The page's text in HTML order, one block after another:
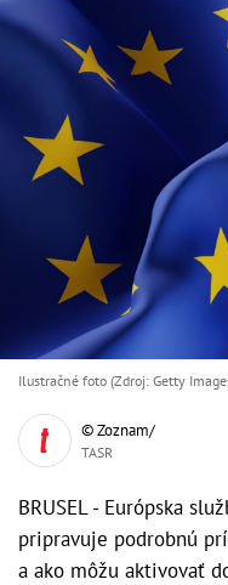
Ilustračné foto (Zdroj: Getty
© Zoznam/
TASR
BRUSEL - Európska
pripravuje podrobnú
a ako môžu aktivovať